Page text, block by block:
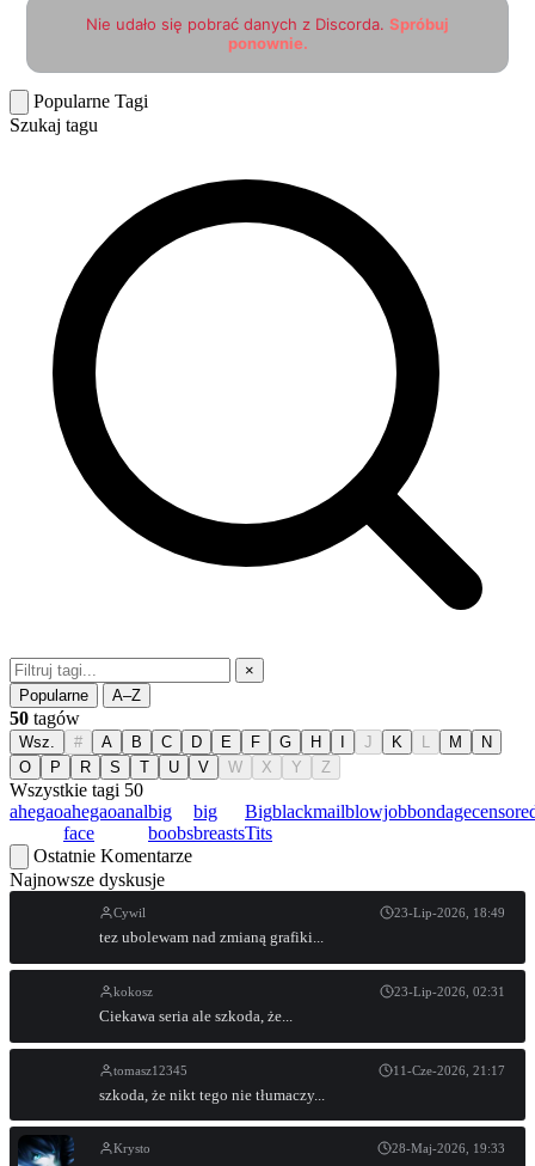
Nie udało się pobrać danych z Discorda. Spróbuj
ponownie.
Popularne Tagi
Szukaj tagu
×
Popularne
A–Z
50 tagów
Wsz. # A B C D E F G H J K L M
N
O
P R S T U V W X Y Z
Wszystkie tagi 50
ahegaoahegao
face
analbig
boobs
big
breasts
Big
Tits
blackmailblowjobbondage
Ostatnie Komentarze
Najnowsze dyskusje
Cywil 23-Lip-2026, 18:49
tez ubolewam nad zmianą grafiki...
kokosz 23-Lip-2026, 02:31
Ciekawa seria ale szkoda, że...
tomasz12345 11-Cze-2026, 21:17
szkoda, że nikt tego nie tłumaczy...
Krysto 28-Maj-2026, 19:33